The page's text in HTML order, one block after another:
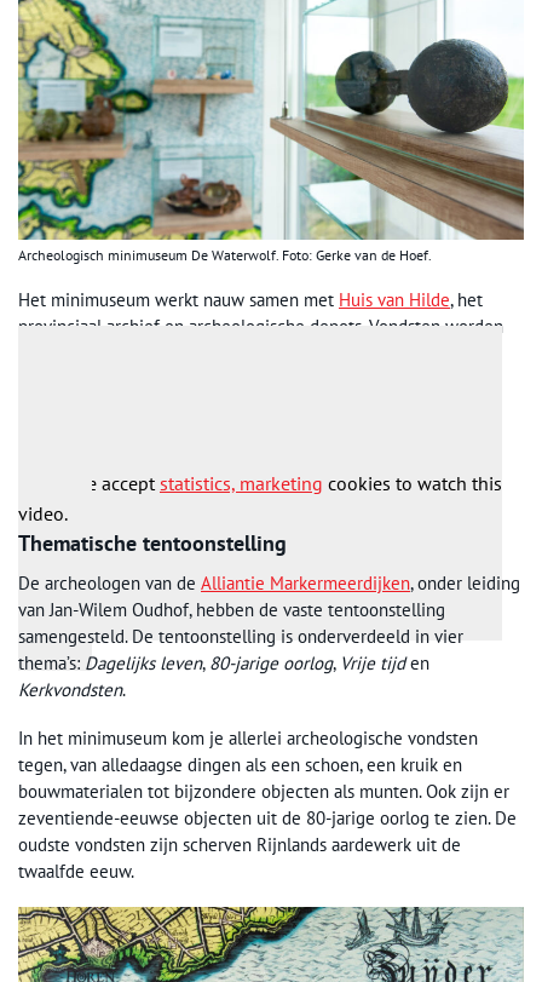
Archeologisch minimuseum De Waterwolf. Foto: Gerke van de Hoef.
Het minimuseum werkt nauw samen met Huis van Hilde, het
provinciaal archief en archeologische depots. Vondsten worden
Please acceptstatistics, marketing cookies to watch this
video.
Thematische tentoonstelling
De archeologen van de Alliantie Markermeerdijken, onder leiding
van Jan-Wilem Oudhof, hebben de vaste tentoonstelling
samengesteld. De tentoonstelling is onderverdeeld in vier
thema’s: Dagelijks leven, 80-jarige oorlog, Vrije tijden
Kerkvondsten.
In het minimuseum kom je allerlei archeologische vondsten
tegen, van alledaagse dingen als een schoen, een kruik en
bouwmaterialen tot bijzondere objecten als munten. Ook zijn er
zeventiende-eeuwse objecten uit de 80-jarige oorlog te zien. De
oudste vondsten zijn scherven Rijnlands aardewerk uit de
twaalfde eeuw.